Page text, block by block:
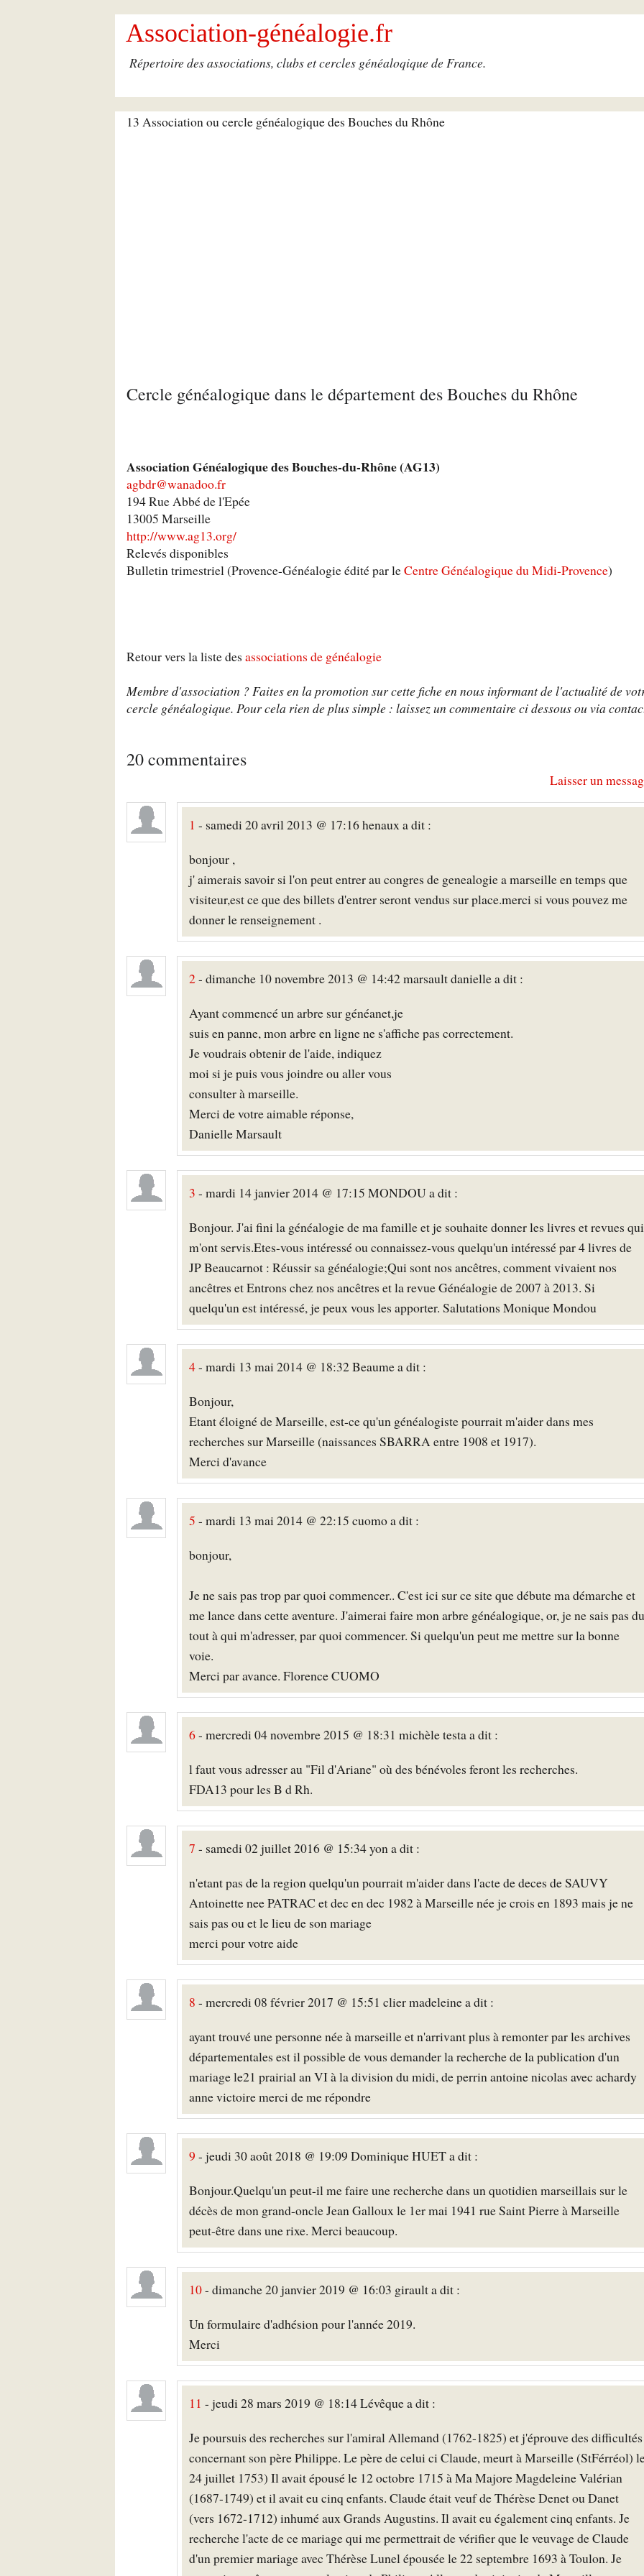
Association-généalogie.fr
Répertoire des associations, clubs et cercles généaloqique de France.
13 Association ou cercle généalogique des Bouches du Rhône
Cercle généalogique dans le département des Bouches du Rhône
Association Généalogique des Bouches-du-Rhône (AG13)
agbdr@wanadoo.fr
194 Rue Abbé de l'Epée
13005 Marseille
http://www.ag13.org/
Relevés disponibles
Bulletin trimestriel (Provence-Généalogie édité par leCentre Généalogique du Midi-Provence)
Retour vers la liste des associations de généalogie
Membre d'association ? Faites en la promotion sur cette fiche en nous informant de l'actualité de
cercle généalogique. Pour cela rien de plus simple : laissez un commentaire ci dessous ou via
20 commentaires
Laisser un
1 - samedi 20 avril 2013 @ 17:16 henaux a dit :
bonjour ,
j' aimerais savoir si l'on peut entrer au congres de genealogie a marseille en temps que
visiteur,est ce que des billets d'entrer seront vendus sur place.merci si vous pouvez me
donner le renseignement .
2- dimanche 10 novembre 2013 @ 14:42 marsault danielle a dit :
Ayant commencé un arbre sur généanet,je
suis en panne, mon arbre en ligne ne s'affiche pas correctement.
Je voudrais obtenir de l'aide, indiquez
moi si je puis vous joindre ou aller vous
consulter à marseille.
Merci de votre aimable réponse,
Danielle Marsault
3 - mardi 14 janvier 2014 @ 17:15 MONDOU a dit :
Bonjour. J'ai fini la généalogie de ma famille et je souhaite donner les livres et revues qui
m'ont servis.Etes-vous intéressé ou connaissez-vous quelqu'un intéressé par 4 livres de
JP Beaucarnot : Réussir sa généalogie;Qui sont nos ancêtres, comment vivaient nos
ancêtres et Entrons chez nos ancêtres et la revue Généalogie de 2007 à 2013. Si
quelqu'un est intéressé, je peux vous les apporter. Salutations Monique Mondou
4- mardi 13 mai 2014 @ 18:32 Beaume a dit :
Bonjour,
Etant éloigné de Marseille, est-ce qu'un généalogiste pourrait m'aider dans mes
recherches sur Marseille (naissances SBARRA entre 1908 et 1917).
Merci d'avance
5 - mardi 13 mai 2014 @ 22:15 cuomo a dit :
bonjour,
Je ne sais pas trop par quoi commencer.. C'est ici sur ce site que débute ma démarche et
me lance dans cette aventure. J'aimerai faire mon arbre généalogique, or, je ne sais pas du
tout à qui m'adresser, par quoi commencer. Si quelqu'un peut me mettre sur la bonne
voie.
Merci par avance. Florence CUOMO
6- mercredi 04 novembre 2015 @ 18:31 michèle testa a dit :
l faut vous adresser au "Fil d'Ariane" où des bénévoles feront les recherches.
FDA13 pour les B d Rh.
7 - samedi 02 juillet 2016 @ 15:34 yon a dit :
n'etant pas de la region quelqu'un pourrait m'aider dans l'acte de deces de SAUVY
Antoinette nee PATRAC et dec en dec 1982 à Marseille née je crois en 1893 mais je ne
sais pas ou et le lieu de son mariage
merci pour votre aide
8 - mercredi 08 février 2017 @ 15:51 clier madeleine a dit :
ayant trouvé une personne née à marseille et n'arrivant plus à remonter par les archives
départementales est il possible de vous demander la recherche de la publication d'un
mariage le21 prairial an VI à la division du midi, de perrin antoine nicolas avec achardy
anne victoire merci de me répondre
9 - jeudi 30 août 2018 @ 19:09 Dominique HUET a dit :
Bonjour.Quelqu'un peut-il me faire une recherche dans un quotidien marseillais sur le
décès de mon grand-oncle Jean Galloux le 1er mai 1941 rue Saint Pierre à Marseille
peut-être dans une rixe. Merci beaucoup.
10- dimanche 20 janvier 2019 @ 16:03 girault a dit :
Un formulaire d'adhésion pour l'année 2019.
Merci
11 - jeudi 28 mars 2019 @ 18:14 Lévêque a dit :
Je poursuis des recherches sur l'amiral Allemand (1762-1825) et j'éprouve des difficultés
concernant son père Philippe. Le père de celui ci Claude, meurt à Marseille (StFérréol)
24 juillet 1753) Il avait épousé le 12 octobre 1715 à Ma Majore Magdeleine Valérian
(1687-1749) et il avait eu cinq enfants. Claude était veuf de Thérèse Denet ou Danet
(vers 1672-1712) inhumé aux Grands Augustins. Il avait eu également cinq enfants. Je
recherche l'acte de ce mariage qui me permettrait de vérifier que le veuvage de Claude
d'un premier mariage avec Thérèse Lunel épousée le 22 septembre 1693 à Toulon. Je